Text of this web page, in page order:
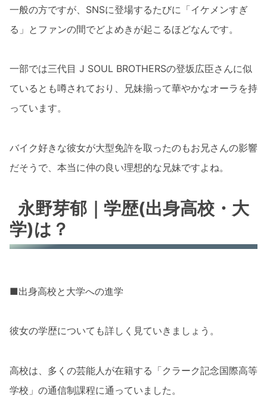
一般の方ですが、SNSに登場するたびに「イケメンすぎ
る」とファンの間でどよめきが起こるほどなんです。
一部では三代目 J SOUL BROTHERSの登坂広臣さんに似
ているとも噂されており、兄妹揃って華やかなオーラを持
っています。
バイク好きな彼女が大型免許を取ったのもお兄さんの影響
だそうで、本当に仲の良い理想的な兄妹ですよね。
永野芽郁｜学歴(出身高校・大
学)は？
■出身高校と大学への進学
彼女の学歴についても詳しく見ていきましょう。
高校は、多くの芸能人が在籍する「クラーク記念国際高等
学校」の通信制課程に通っていました。